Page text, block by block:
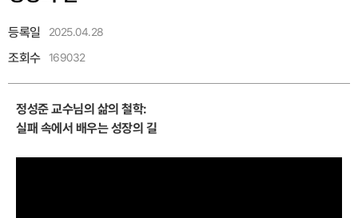
등록일 2025.04.28
조회수 169032
정성준 교수님의 삶의 철학:
실패 속에서 배우는 성장의 길